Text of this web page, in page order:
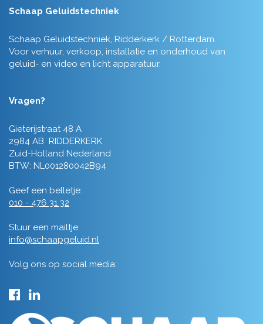
Schaap Geluidstechniek
Schaap Geluidstechniek, Ridderkerk / Rotterdam.
Voor verhuur, verkoop, installatie en onderhoud van
geluid- en video en licht apparatuur.
Vragen?
Gieterijstraat 48 A
2984 AB RIDDERKERK
Zuid-Holland Nederland
BTW: NL001280042B94
Geef een belletje:
010 - 476 31 32
Stuur een mailtje:
info@schaapgeluid.nl
Volg ons op social media: